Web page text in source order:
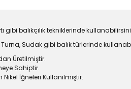
gibi balıkçılık tekniklerinde
Turna, Sudak gibi balık türlerinde
Üretilmiştir.
Sahiptir.
İğneleri Kullanılmıştır.